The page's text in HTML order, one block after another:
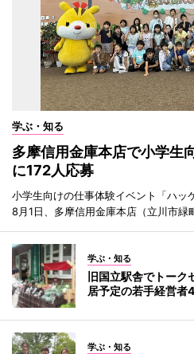
学ぶ・知る
多摩信用金庫本店で小学
に172人応募
小学生向けの仕事体験イベント「ハッ
8月1日、多摩信用金庫本店（立川市緑
学ぶ・知る
旧国立駅舎でトー
居予定の若手経営者
学ぶ・知る